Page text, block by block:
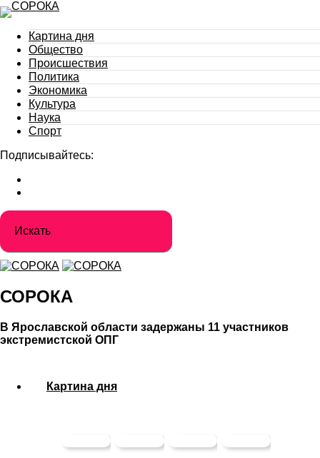
Картина дня
Общество
Происшествия
Политика
Экономика
Культура
Наука
Спорт
Подписывайтесь:
СОРОКА
В Ярославской области задержаны 11 участников
экстремистской ОПГ
Картина дня